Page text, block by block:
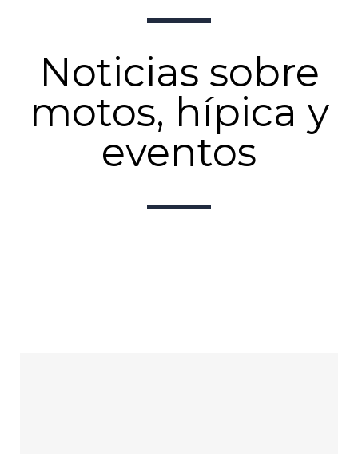
Noticias sobre
motos, hípica y
eventos